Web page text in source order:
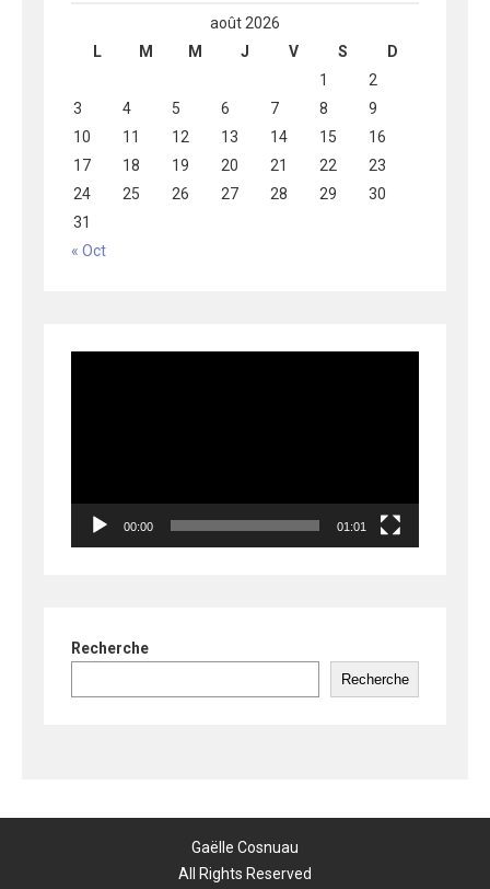
août 2026
L
M M J V S
D
1
2
3
4 5 6 7 8
9
10
11 12 13 14 15
16
17
18 19 20 21 22
23
24
25 26 27 28 29
30
31
« Oct
00:00 01:01
Recherche
Recherche
Gaëlle Cosnuau
All Rights Reserved